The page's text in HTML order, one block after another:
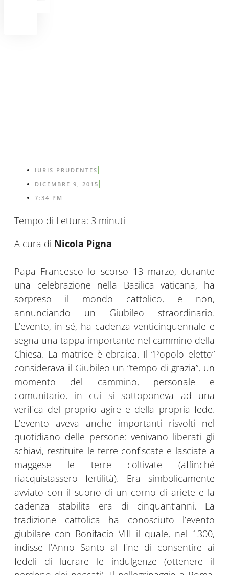
IURIS PRUDENTES
DICEMBRE 9, 2015
7:34 PM
Tempo di Lettura: 3 minuti
A cura di Nicola Pigna –
Papa Francesco lo scorso 13 marzo, durante
una celebrazione nella Basilica vaticana, ha
sorpreso il mondo cattolico, e non,
annunciando un Giubileo straordinario.
L’evento, in sé, ha cadenza venticinquennale e
segna una tappa importante nel cammino della
Chiesa. La matrice è ebraica. Il “Popolo eletto”
considerava il Giubileo un “tempo di grazia”, un
momento del cammino, personale e
comunitario, in cui si sottoponeva ad una
verifica del proprio agire e della propria fede.
L’evento aveva anche importanti risvolti nel
quotidiano delle persone: venivano liberati gli
schiavi, restituite le terre confiscate e lasciate a
maggese le terre coltivate (affinché
riacquistassero fertilità). Era simbolicamente
avviato con il suono di un corno di ariete e la
cadenza stabilita era di cinquant’anni. La
tradizione cattolica ha conosciuto l’evento
giubilare con Bonifacio VIII il quale, nel 1300,
indisse l’Anno Santo al fine di consentire ai
fedeli di lucrare le indulgenze (ottenere il